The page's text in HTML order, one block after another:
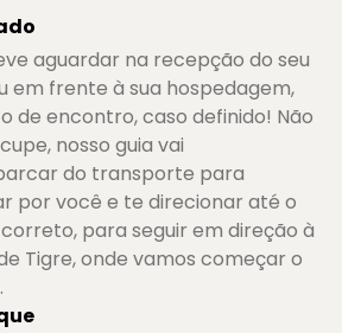
deixado em alguns pontos
permitindo que você continue
retorne ao seu hotel.
de meio dia para conhecer
de Tigre, desfrutar de um
ilhas do delta e imergir na
de vida dos argentinos
aguardar na recepção do seu
em frente à sua hospedagem,
de encontro, caso definido! Não
nosso guia vai
do transporte para
por você e te direcionar até o
para seguir em direção à
Tigre, onde vamos começar o